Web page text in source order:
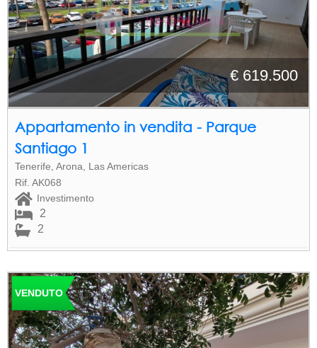
€ 619.500
Appartamento in vendita - Parque
Santiago 1
Tenerife, Arona, Las Americas
Rif. AK068
Investimento
2
2
VENDUTO